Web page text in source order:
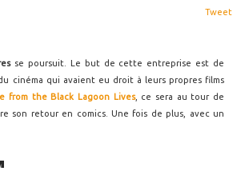
Tweet
se poursuit. Le but de cette entreprise est de
cinéma qui avaient eu droit à leurs propres films
from the Black Lagoon Lives, ce sera au tour de
son retour en comics. Une fois de plus, avec un